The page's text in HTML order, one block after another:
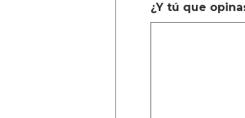
¿Y tú que